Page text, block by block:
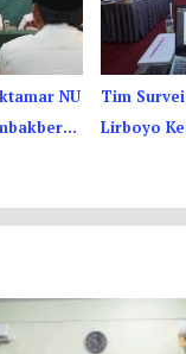
NU
Tim
Lirboyo